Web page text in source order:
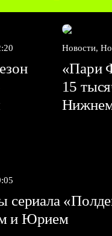
Новости,
«Пари
15
и Юрием